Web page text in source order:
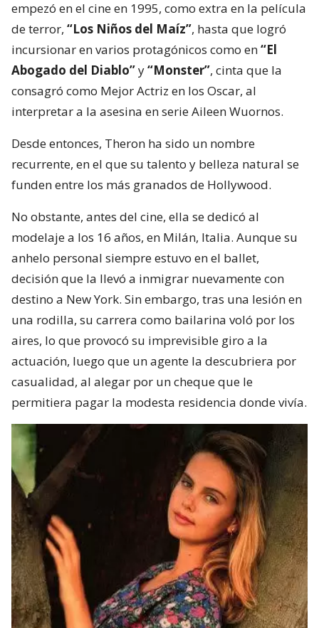
empezó en el cine en 1995, como extra en la película
de terror, “Los Niños del Maíz”, hasta que logró
incursionar en varios protagónicos como en“El
Abogado del Diablo”y“Monster”, cinta que la
consagró como Mejor Actriz en los Oscar, al
interpretar a la asesina en serie Aileen Wuornos.
Desde entonces, Theron ha sido un nombre
recurrente, en el que su talento y belleza natural se
funden entre los más granados de Hollywood.
No obstante, antes del cine, ella se dedicó al
modelaje a los 16 años, en Milán, Italia. Aunque su
anhelo personal siempre estuvo en el ballet,
decisión que la llevó a inmigrar nuevamente con
destino a New York. Sin embargo, tras una lesión en
una rodilla, su carrera como bailarina voló por los
aires, lo que provocó su imprevisible giro a la
actuación, luego que un agente la descubriera por
casualidad, al alegar por un cheque que le
permitiera pagar la modesta residencia donde vivía.